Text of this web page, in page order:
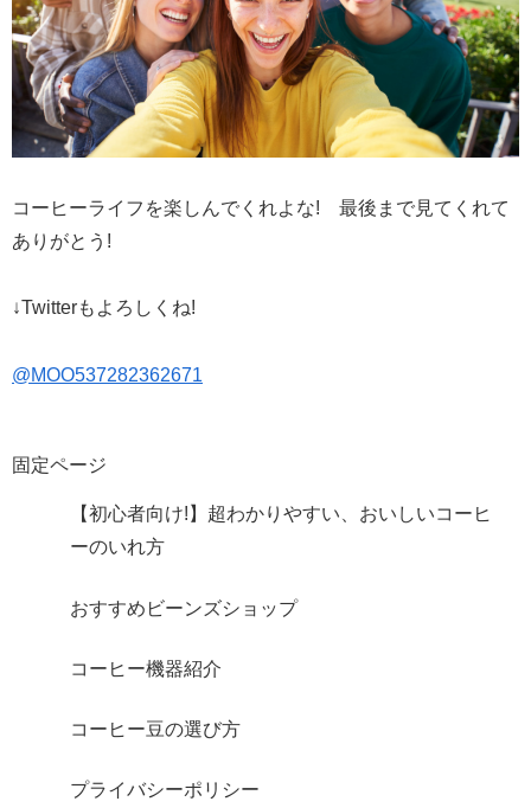
コーヒーライフを楽しんでくれよな! 最後まで見てくれて
ありがとう!
↓Twitterもよろしくね!
@MOO537282362671
固定ページ
【初心者向け!】超わかりやすい、おいしいコーヒ
ーのいれ方
おすすめビーンズショップ
コーヒー機器紹介
コーヒー豆の選び方
プライバシーポリシー